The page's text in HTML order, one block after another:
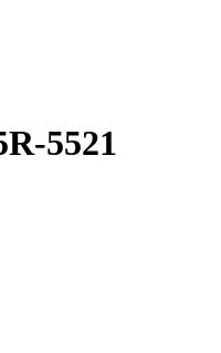
5521